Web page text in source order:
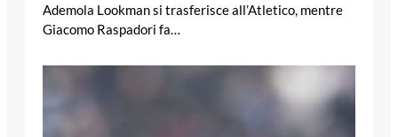
Ademola Lookman si trasferisce all’Atletico, mentre
Giacomo Raspadori fa…